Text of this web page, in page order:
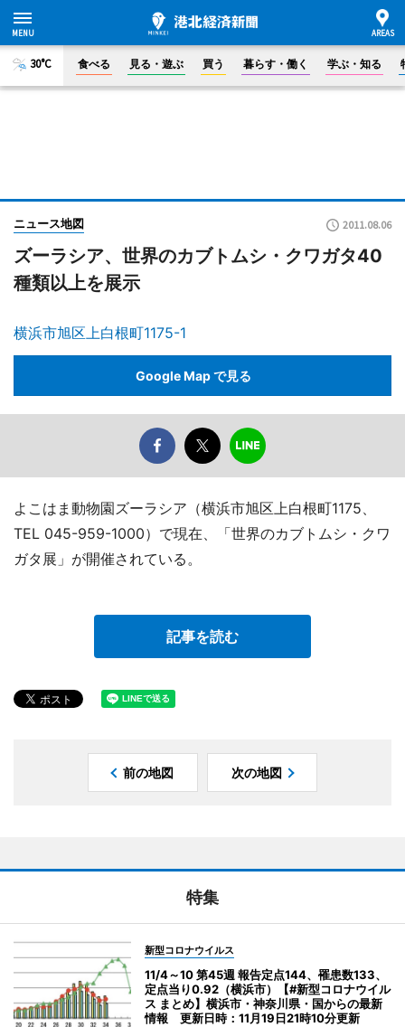
30°C 食べる 見る・遊ぶ 買う 暮らす・働く 学ぶ・知る
ニュース地図 2011.08.06
ズーラシア、世界のカブトムシ・クワガタ40
種類以上を展示
横浜市旭区上白根町1175-1
Google Map で見る
よこはま動物園ズーラシア（横浜市旭区上白根町1175、
TEL 045-959-1000）で現在、「世界のカブトムシ・クワ
ガタ展」が開催されている。
記事を読む
前の地図 次の地図
特集
新型コロナウイルス
11/4～10 第45週 報告定点144、罹患数133、
定点当り0.92（横浜市）【#新型コロナウイル
ス まとめ】横浜市・神奈川県・国からの最新
情報 更新日時：11月19日21時10分更新